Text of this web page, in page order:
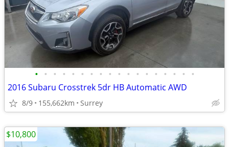
• • • • • • • • • • • • • • • • • •
2016 Subaru Crosstrek 5dr HB Automatic AWD
8/9 155,662km Surrey
$10,800